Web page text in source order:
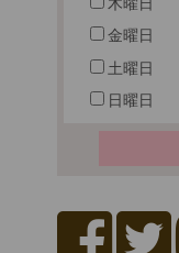
木曜日
金曜日
土曜日
日曜日